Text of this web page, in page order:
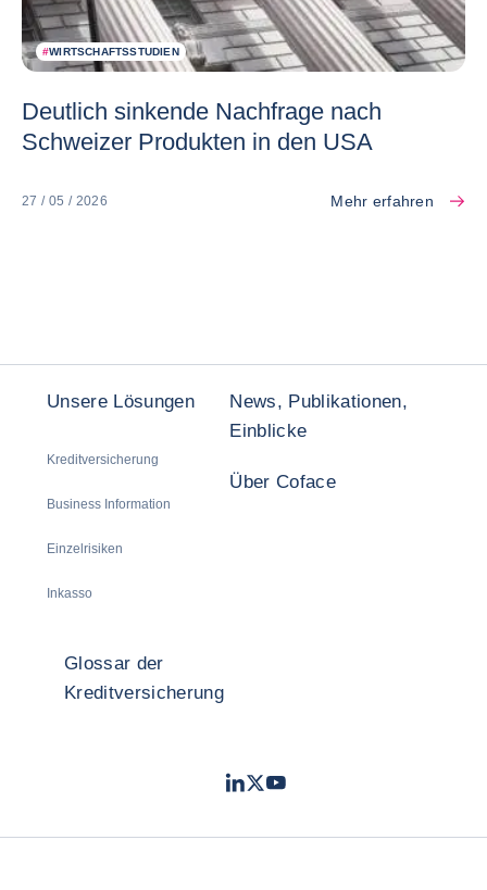
#WIRTSCHAFTSSTUDIEN
Deutlich sinkende Nachfrage nach
Schweizer Produkten in den USA
27 / 05 / 2026 Mehr erfahren
Unsere Lösungen
Kreditversicherung
Business Information
Einzelrisiken
Inkasso
News, Publikationen,
Einblicke
Über Coface
Glossar der
Kreditversicherung
LinkedIn
TwitterYoutube